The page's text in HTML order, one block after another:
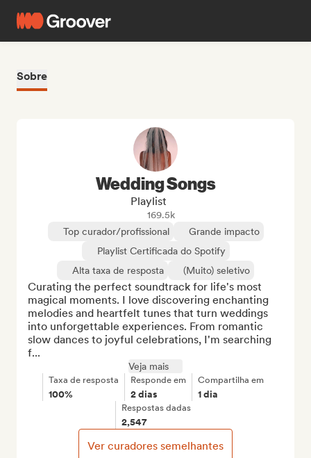
Sobre
Wedding Songs
Playlist
169.5k
Top curador/profissional
Grande impacto
Playlist Certificada do Spotify
Alta taxa de resposta
(Muito) seletivo
Curating the perfect soundtrack for life's most
magical moments. I love discovering enchanting
melodies and heartfelt tunes that turn weddings
into unforgettable experiences. From romantic
slow dances to joyful celebrations, I'm searching
f...
Veja mais
Taxa de resposta
100%
Responde em
2 dias
Compartilha em
1 dia
Respostas dadas
2,547
Ver curadores semelhantes